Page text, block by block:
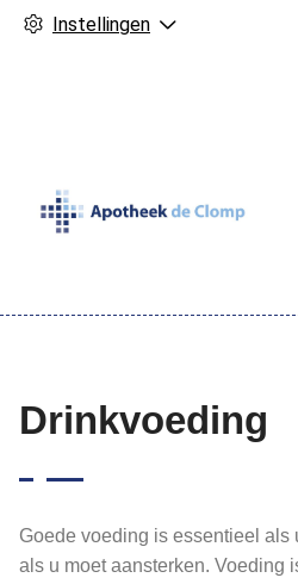
Instellingen
Drinkvoeding
Goede voeding is essentieel als
als u moet aansterken. Voeding